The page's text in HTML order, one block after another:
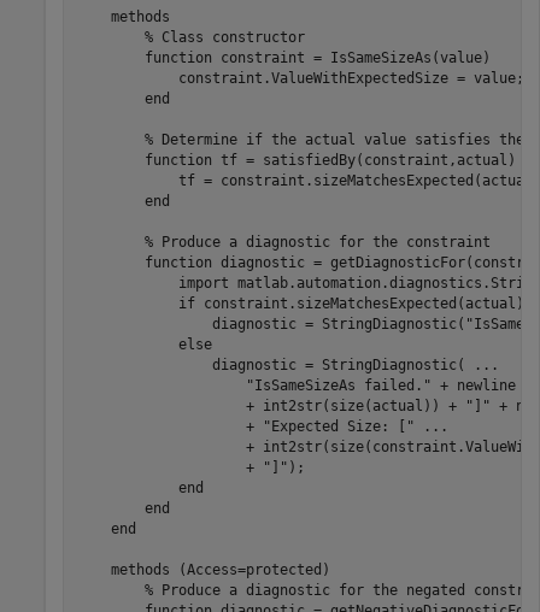
methods
% Class constructor
function constraint = IsSameSizeAs(value)
            constraint.ValueWithExpectedSize = value;
end
% Determine if the actual value satisfies the
function tf = satisfiedBy(constraint,actual)
tf =
end
% Produce a diagnostic for the constraint
function diagnostic =
            import
if constraint.sizeMatchesExpected(actual)
                diagnostic = StringDiagnostic(
else
                diagnostic = StringDiagnostic(
...
"IsSameSizeAs failed." + newline +
                    + int2str(size(actual)) +
"]" +
                    +
"Expected Size: ["
...
+
                    +
"]" );
end
end
end
methods (Access=protected)
% Produce a diagnostic for the negated